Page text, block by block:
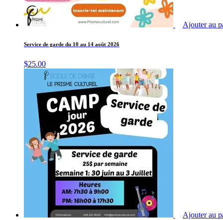
Ajouter au
Service de garde du 10 au 14 août 2026
$25.00
Ajouter au